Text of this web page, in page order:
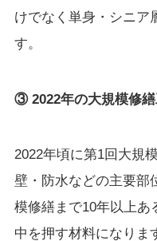
けでなく単身・シニア
す。
③ 2022年の大規模修
2022年頃に第1回大規
壁・防水などの主要部
模修繕まで10年以上あ
中を押す材料になりま